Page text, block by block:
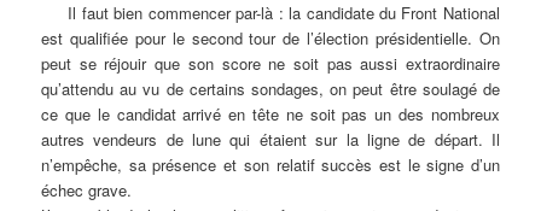
Il faut bien commencer par-là : la candidate du Front National
est qualifiée pour le second tour de l’élection présidentielle. On
peut se réjouir que son score ne soit pas aussi extraordinaire
qu’attendu au vu de certains sondages, on peut être soulagé de
ce que le candidat arrivé en tête ne soit pas un des nombreux
autres vendeurs de lune qui étaient sur la ligne de départ. Il
n’empêche, sa présence et son relatif succès est le signe d’un
échec grave.